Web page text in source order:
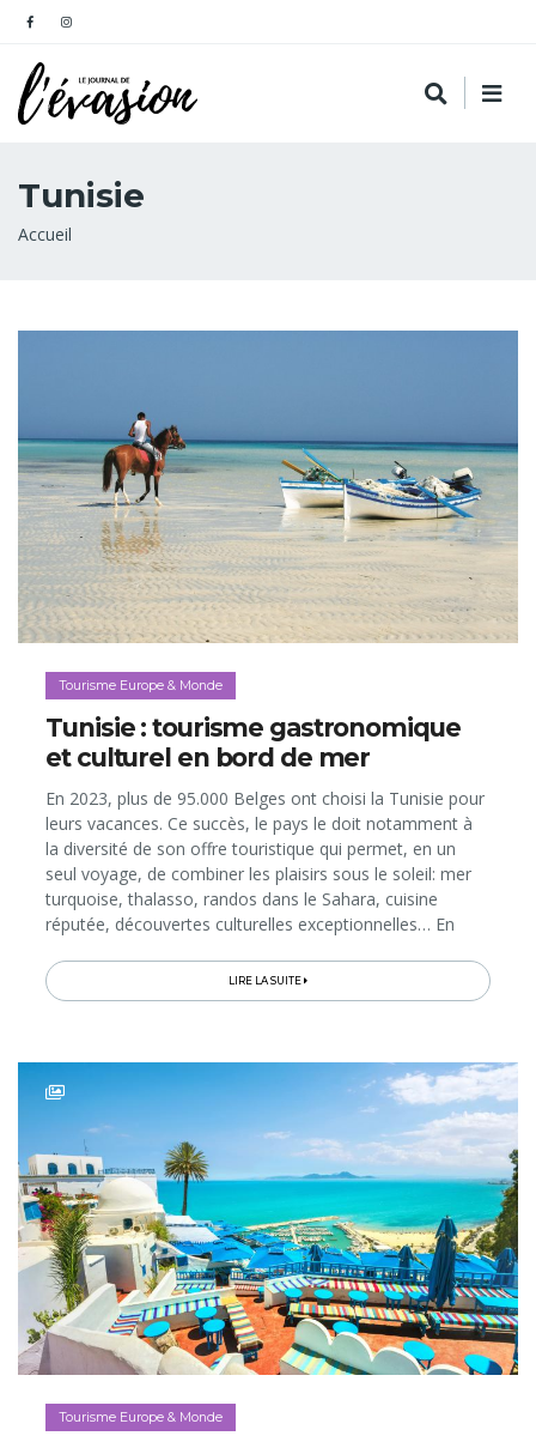
Tunisie
Fil
Accueil
Tourisme Europe & Monde
Tunisie : tourisme gastronomique
et culturel en bord de mer
En 2023, plus de 95.000 Belges ont choisi la Tunisie pour
leurs vacances. Ce succès, le pays le doit notamment à
la diversité de son offre touristique qui permet, en un
seul voyage, de combiner les plaisirs sous le soleil: mer
turquoise, thalasso, randos dans le Sahara, cuisine
réputée, découvertes culturelles exceptionnelles… En
présente...
LIRE LA SUITE
Tourisme Europe & Monde